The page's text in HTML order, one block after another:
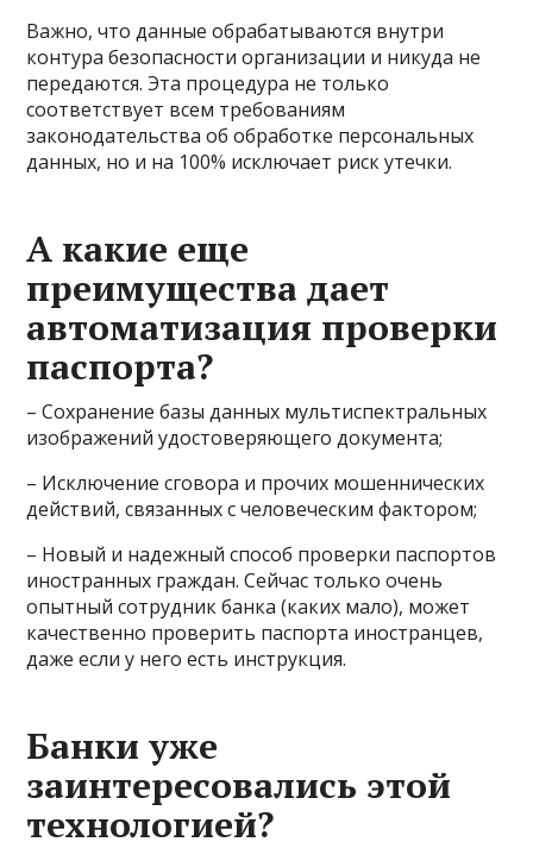
Важно, что данные обрабатываются внутри
контура безопасности организации и никуда не
передаются. Эта процедура не только
соответствует всем требованиям
законодательства об обработке персональных
данных, но и на 100% исключает риск утечки.
А какие еще
преимущества дает
автоматизация проверки
паспорта?
– Сохранение базы данных мультиспектральных
изображений удостоверяющего документа;
– Исключение сговора и прочих мошеннических
действий, связанных с человеческим фактором;
– Новый и надежный способ проверки паспортов
иностранных граждан. Сейчас только очень
опытный сотрудник банка (каких мало), может
качественно проверить паспорта иностранцев,
даже если у него есть инструкция.
Банки уже
заинтересовались этой
технологией?